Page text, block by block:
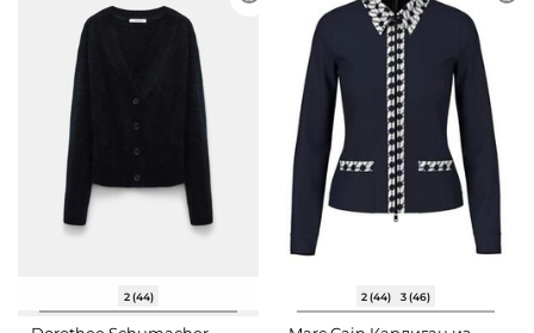
2 (44) 2 (44) 3 (46)